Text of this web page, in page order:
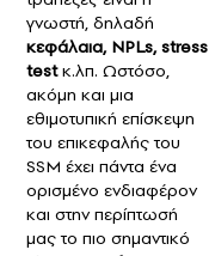
γνωστή, δηλαδή
κεφάλαια, NPLs, stress
testκ.λπ. Ωστόσο,
ακόμη και μια
εθιμοτυπική επίσκεψη
του επικεφαλής του
SSM έχει πάντα ένα
ορισμένο ενδιαφέρον
και στην περίπτωσή
μας το πιο σημαντικό